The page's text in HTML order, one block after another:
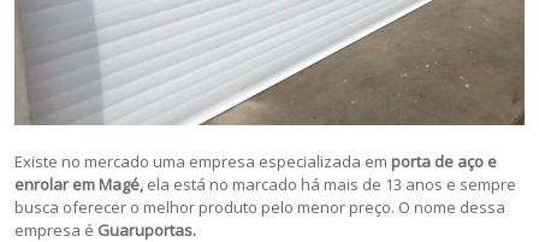
Existe no mercado uma empresa especializada em porta de aço e
enrolar em Magé, ela está no marcado há mais de 13 anos e sempre
busca oferecer o melhor produto pelo menor preço. O nome dessa
empresa é Guaruportas.